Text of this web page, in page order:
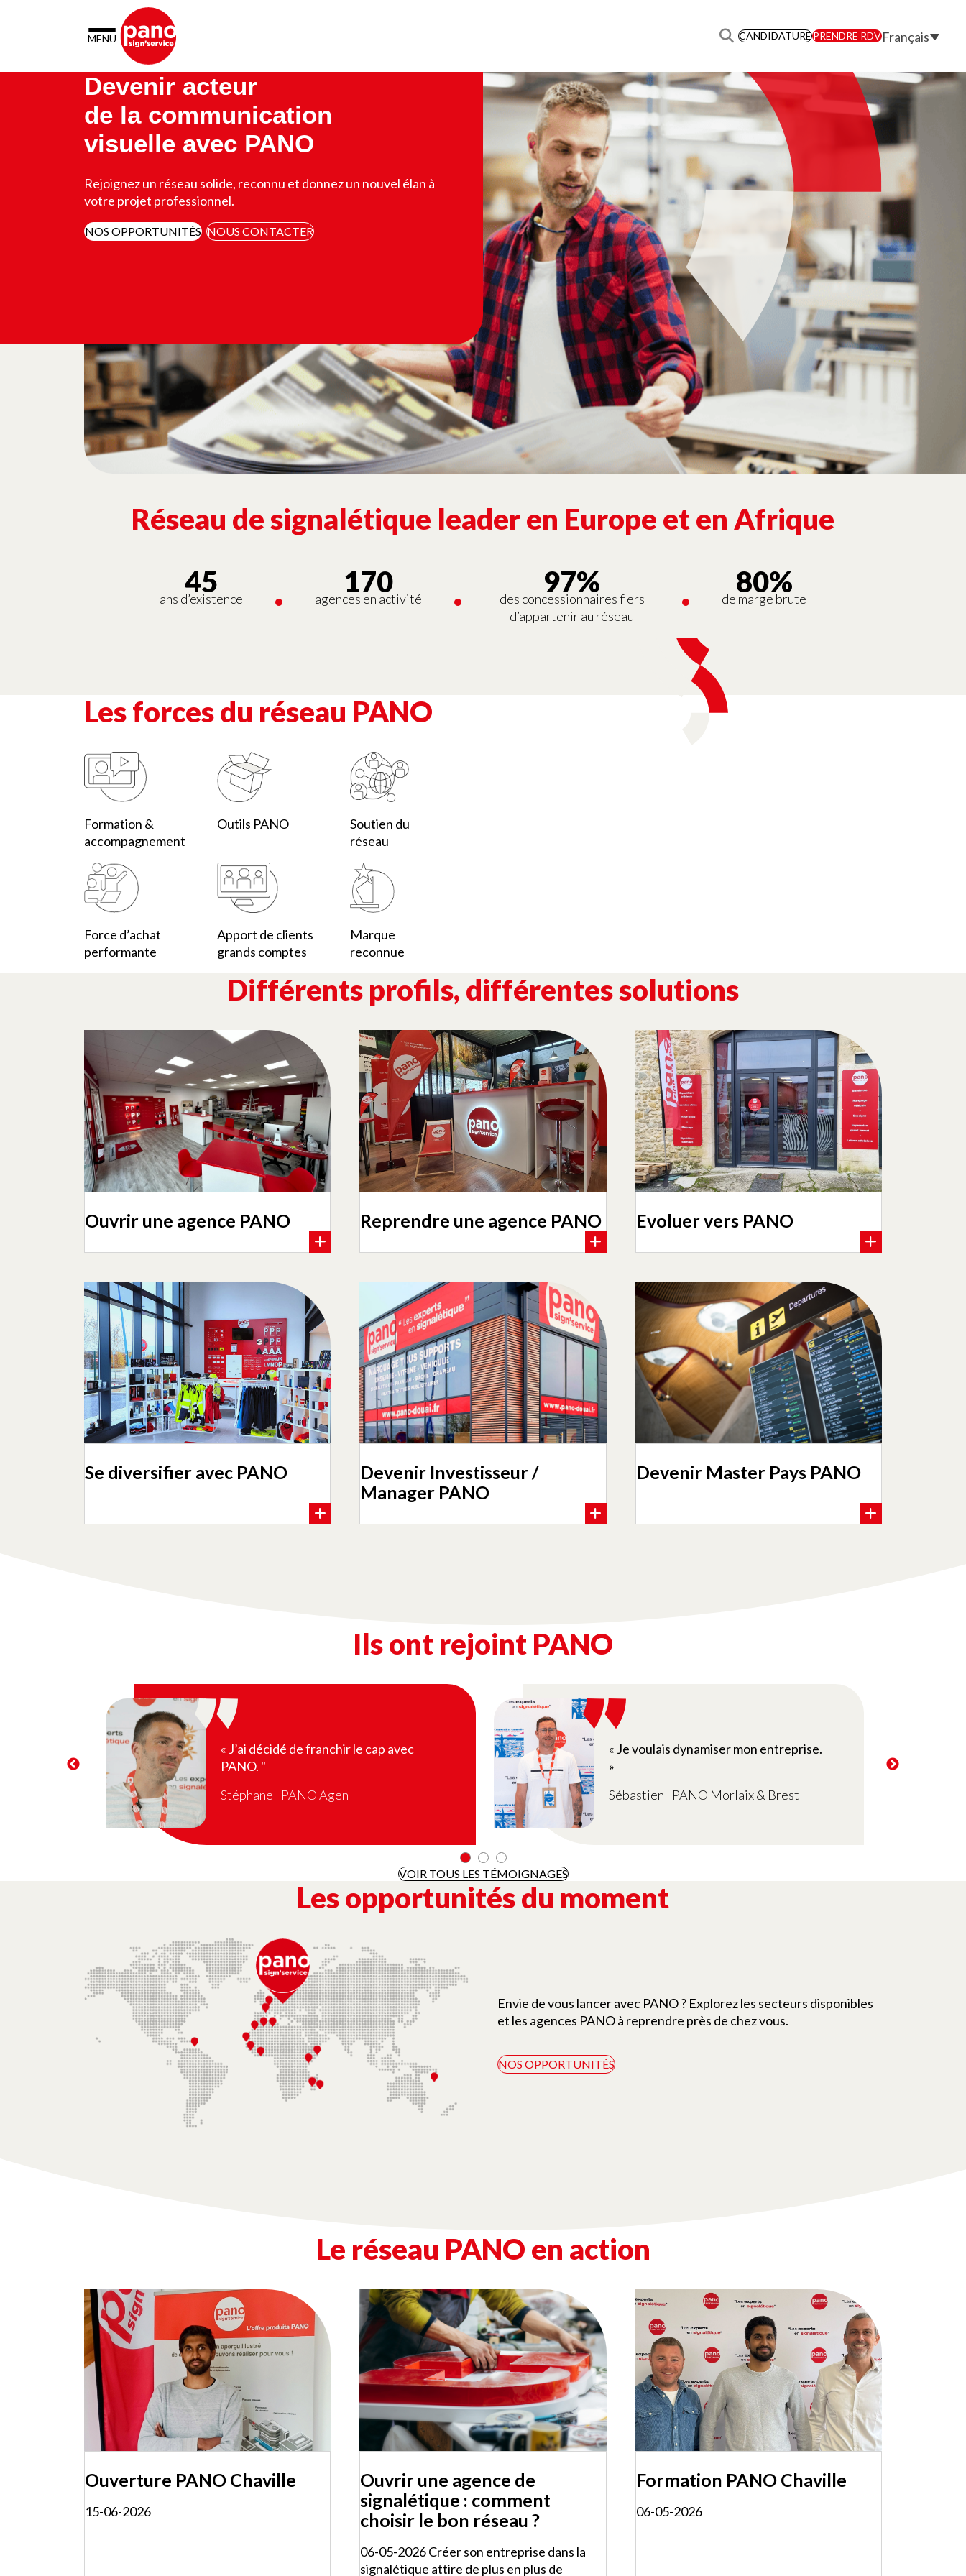
MENU CANDIDATUREPRENDRE RDVFrançais
Devenir acteur
de la communication
visuelle avec PANO
Rejoignez un réseau solide, reconnu et donnez un nouvel élan à
votre projet professionnel.
NOS OPPORTUNITÉS NOUS CONTACTER
Réseau de signalétique leader en Europe et en Afrique
45
ans d’existence 170
agences en activité 97%
des concessionnaires fiers
d’appartenir au réseau
80%
de marge brute
Les forces du réseau PANO
Formation &
accompagnement
Outils PANO
Soutien du
réseau
Force d’achat
performante
Apport de clients
grands comptes
Marque
reconnue
Différents profils, différentes solutions
Ouvrir une agence PANO Reprendre une agence PANO Evoluer vers PANO
Se diversifier avec PANO
Devenir Investisseur /
Manager PANO
Devenir Master Pays PANO
Ils ont rejoint PANO
« J’ai décidé de franchir le cap avec
PANO. "
Stéphane | PANO Agen
« Je voulais dynamiser mon entreprise.
»
Sébastien | PANO Morlaix & Brest
VOIR TOUS LES TÉMOIGNAGES
Les opportunités du moment
Envie de vous lancer avec PANO ? Explorez les secteurs disponibles
et les agences PANO à reprendre près de chez vous.
NOS OPPORTUNITÉS
Le réseau PANO en action
Ouverture PANO Chaville
15-06-2026
Ouvrir une agence de
signalétique : comment
choisir le bon réseau ?
06-05-2026 Créer son entreprise dans la
signalétique attire de plus en plus de
Formation PANO Chaville
06-05-2026
Panneau de gestion des cookies